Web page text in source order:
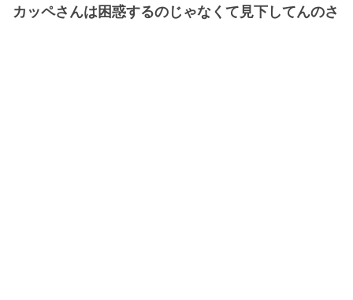
カッペさんは困惑するのじゃなくて見下してんのさ